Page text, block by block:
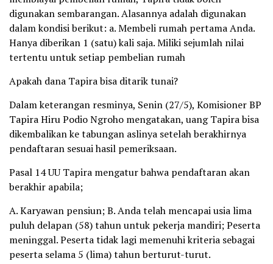
digunakan sembarangan. Alasannya adalah digunakan
dalam kondisi berikut: a. Membeli rumah pertama Anda.
Hanya diberikan 1 (satu) kali saja. Miliki sejumlah nilai
tertentu untuk setiap pembelian rumah
Apakah dana Tapira bisa ditarik tunai?
Dalam keterangan resminya, Senin (27/5), Komisioner BP
Tapira Hiru Podio Ngroho mengatakan, uang Tapira bisa
dikembalikan ke tabungan aslinya setelah berakhirnya
pendaftaran sesuai hasil pemeriksaan.
Pasal 14 UU Tapira mengatur bahwa pendaftaran akan
berakhir apabila;
A. Karyawan pensiun; B. Anda telah mencapai usia lima
puluh delapan (58) tahun untuk pekerja mandiri; Peserta
meninggal. Peserta tidak lagi memenuhi kriteria sebagai
peserta selama 5 (lima) tahun berturut-turut.